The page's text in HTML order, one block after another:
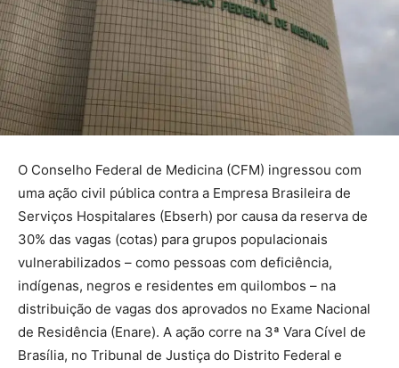
O Conselho Federal de Medicina (CFM) ingressou com
uma ação civil pública contra a Empresa Brasileira de
Serviços Hospitalares (Ebserh) por causa da reserva de
30% das vagas (cotas) para grupos populacionais
vulnerabilizados – como pessoas com deficiência,
indígenas, negros e residentes em quilombos – na
distribuição de vagas dos aprovados no Exame Nacional
de Residência (Enare). A ação corre na 3ª Vara Cível de
Brasília, no Tribunal de Justiça do Distrito Federal e